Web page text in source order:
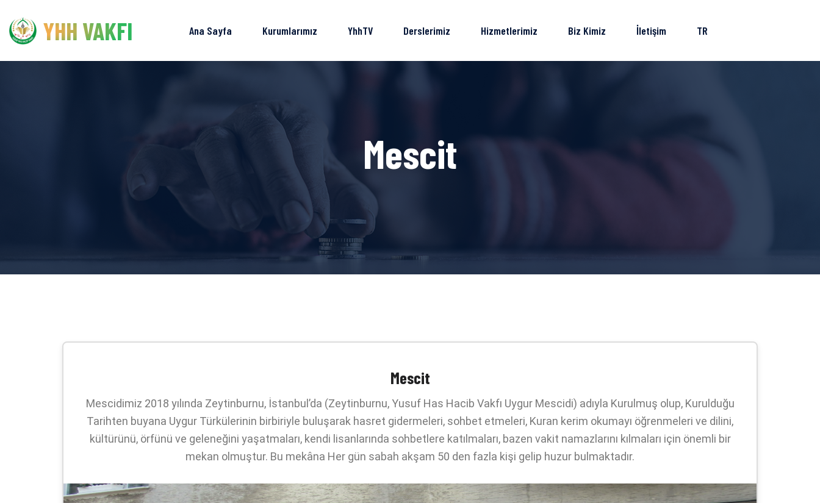
YHH VAKFI Ana Sayfa Kurumlarımız YhhTV Derslerimiz Hizmetlerimiz Biz Kimiz İletişim TR
Mescit
Mescit
Mescidimiz 2018 yılında Zeytinburnu, İstanbul’da (Zeytinburnu, Yusuf Has Hacib Vakfı Uygur Mescidi) adıyla Kurulmuş olup, Kurulduğu
Tarihten buyana Uygur Türkülerinin birbiriyle buluşarak hasret gidermeleri, sohbet etmeleri, Kuran kerim okumayı öğrenmeleri ve dilini,
kültürünü, örfünü ve geleneğini yaşatmaları, kendi lisanlarında sohbetlere katılmaları, bazen vakit namazlarını kılmaları için önemli bir
mekan olmuştur. Bu mekâna Her gün sabah akşam 50 den fazla kişi gelip huzur bulmaktadır.